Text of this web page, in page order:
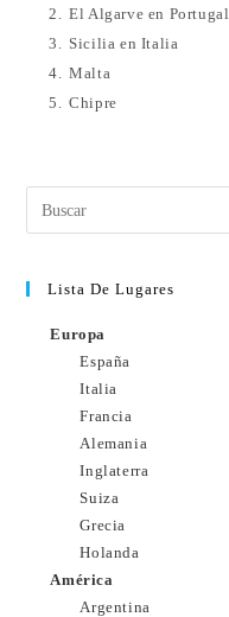
2. El Algarve en Portugal
3. Sicilia en Italia
4. Malta
5. Chipre
Lista De Lugares
Europa
España
Italia
Francia
Alemania
Inglaterra
Suiza
Grecia
Holanda
América
Argentina